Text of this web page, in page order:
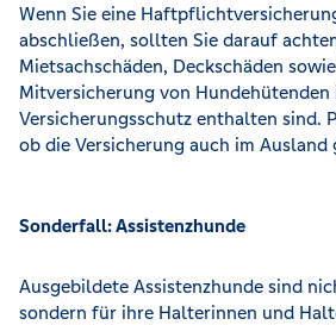
Wenn Sie eine
abschließen, sollten Sie darauf
Mietsachschäden, Deckschäden
Mitversicherung von Hundehütenden
Versicherungsschutz enthalten sind.
ob die Versicherung auch im
Sonderfall: Assistenzhunde
Ausgebildete Assistenzhunde sind
sondern für ihre Halterinnen und